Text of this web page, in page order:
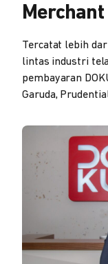
Tercatat lebih
lintas industri
pembayaran
Garuda,